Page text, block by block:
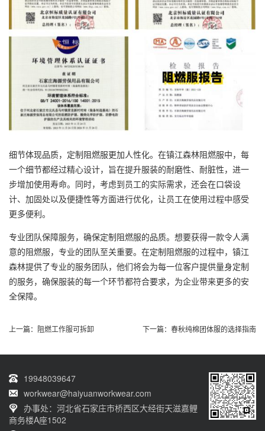
细节体现品质，定制阻燃服更加人性化。在镇江森林阻燃服中，每
一个细节都经过精心设计，旨在提升服装的耐磨性、耐脏性，进一
步增加使用寿命。同时，考虑到员工的实际需求，还会在口袋设
计、加固处以及便捷性等方面进行优化，让员工在使用过程中感受
更多便利。
专业团队保障服务，确保定制阻燃服的品质。想要获得一款令人满
意的阻燃服，专业的团队至关重要。在定制阻燃服的过程中，镇江
森林提供了专业的服务团队，他们将会为每一位客户提供量身定制
的服务，确保服装的每一个环节都符合要求，为企业带来更多的安
全保障。
上一篇： 阻燃工作服可拆卸 下一篇： 春秋纯棉团体服的选择指南
19948039647
workwear@haiyuanworkwear.com
办事处：河北省石家庄市桥西区大经街天滋嘉鲤
商务楼A座1502